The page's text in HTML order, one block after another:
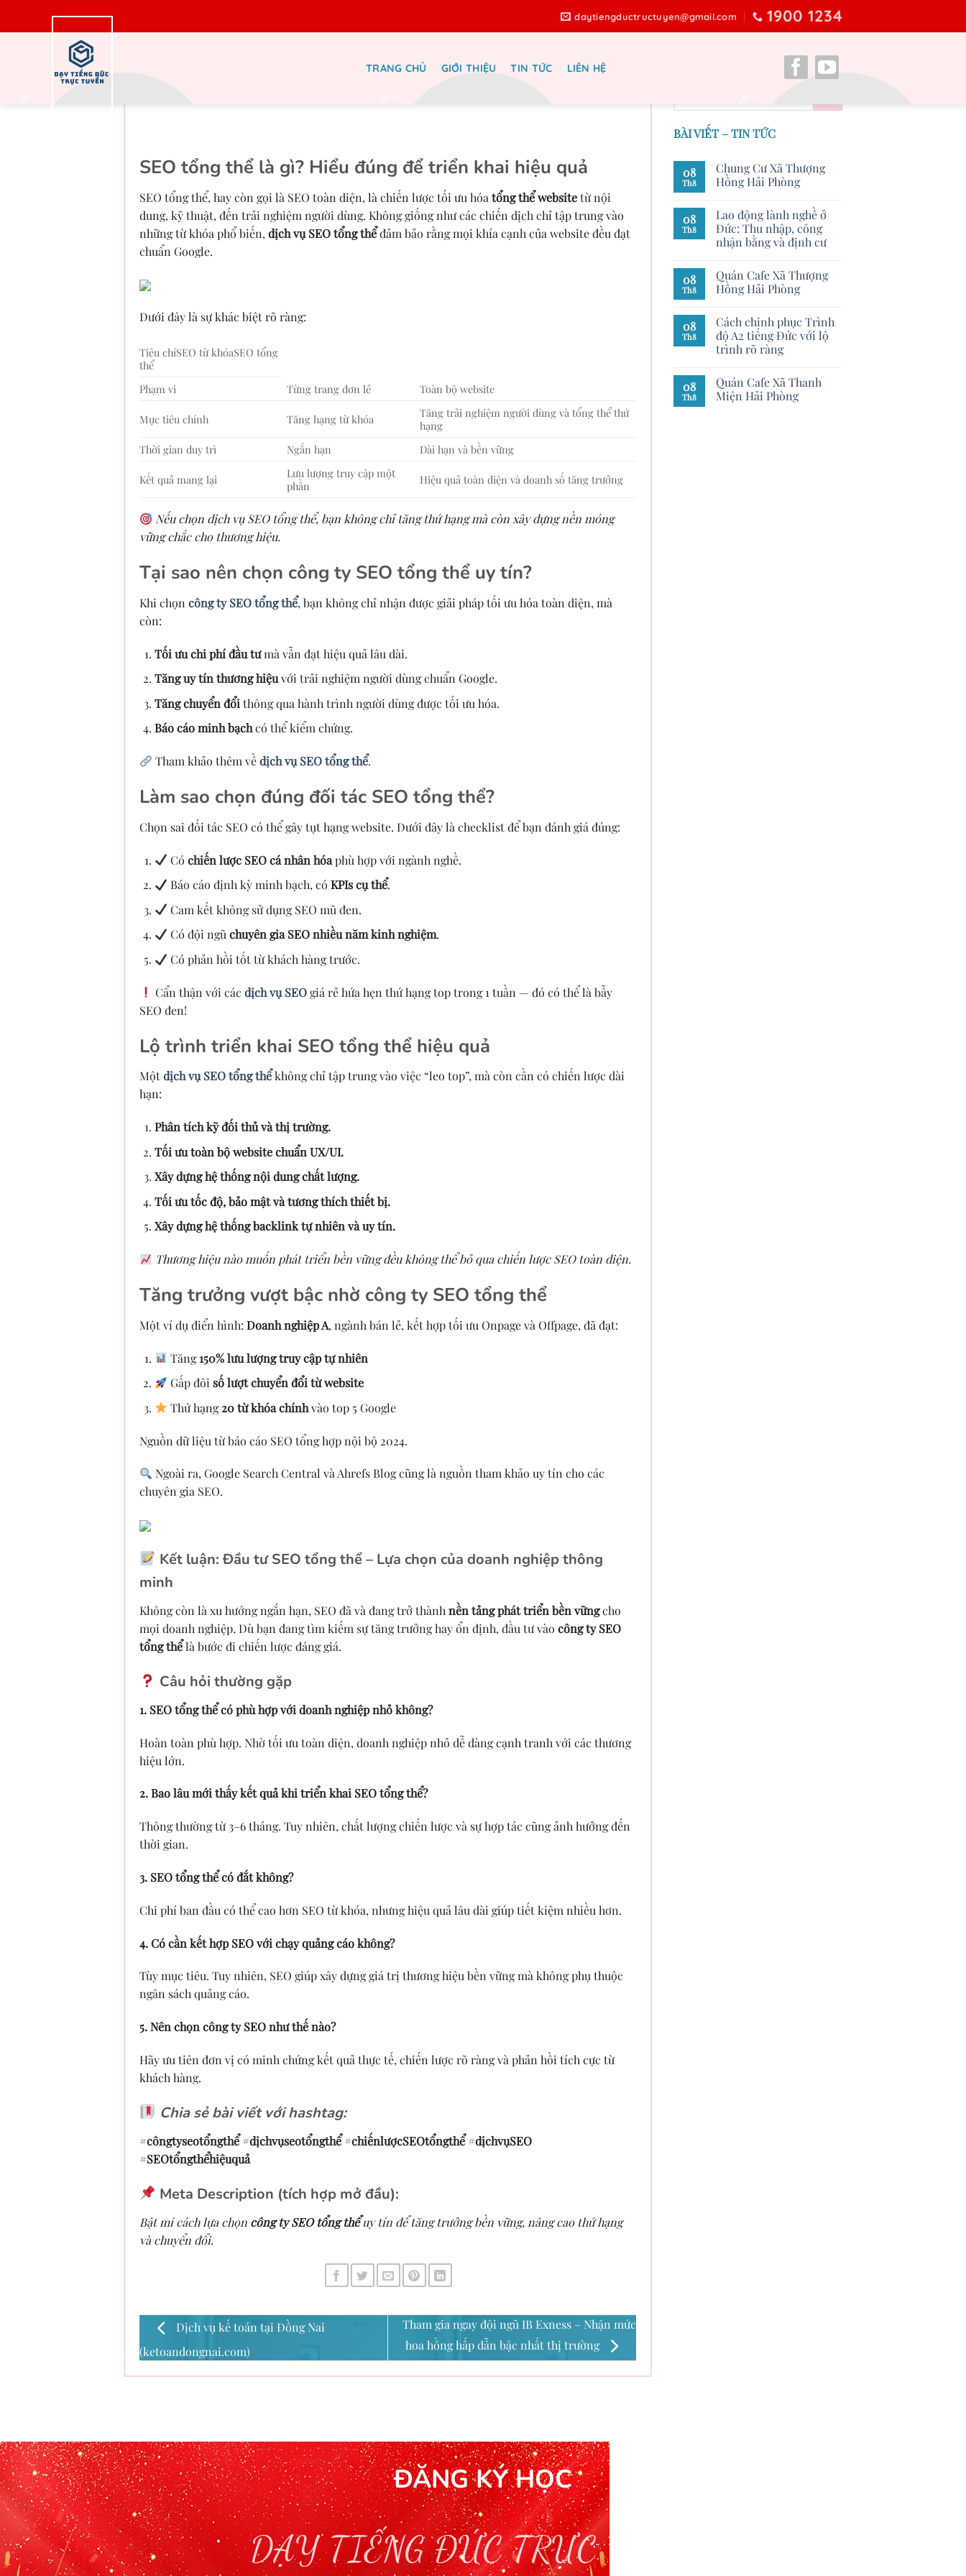
daytiengductructuyen@gmail.com 1900 1234
TRANG CHỦ GIỚI THIỆU TIN TỨC LIÊN HỆ
SEO tổng thể là gì? Hiểu đúng để triển khai hiệu quả
SEO tổng thể, hay còn gọi là SEO toàn diện, là chiến lược tối ưu hóa tổng thể websitetừ nội
dung, kỹ thuật, đến trải nghiệm người dùng. Không giống như các chiến dịch chỉ tập trung vào
những từ khóa phổ biến, dịch vụ SEO tổng thểđảm bảo rằng mọi khía cạnh của website đều đạt
chuẩn Google.
Dưới đây là sự khác biệt rõ ràng:
Tiêu chíSEO từ khóaSEO tổng
thể
Phạm vi
Từng trang đơn lẻ Toàn bộ website
Mục tiêu chính Tăng hạng từ khóa
Tăng trải nghiệm người dùng và tổng thể thứ
hạng
Thời gian duy trì
Ngắn hạn Dài hạn và bền vững
Kết quả mang lại
Lưu lượng truy cập một
phần
Hiệu quả toàn diện và doanh số tăng trưởng
Nếu chọn dịch vụ SEO tổng thể, bạn không chỉ tăng thứ hạng mà còn xây dựng nền móng
vững chắc cho thương hiệu.
Tại sao nên chọn công ty SEO tổng thể uy tín?
Khi chọn công ty SEO tổng thể, bạn không chỉ nhận được giải pháp tối ưu hóa toàn diện, mà
còn:
Tối ưu chi phí đầu tưmà vẫn đạt hiệu quả lâu dài.
Tăng uy tín thương hiệuvới trải nghiệm người dùng chuẩn Google.
Tăng chuyển đổi thông qua hành trình người dùng được tối ưu hóa.
Báo cáo minh bạchcó thể kiểm chứng.
Tham khảo thêm vềdịch vụ SEO tổng thể.
Làm sao chọn đúng đối tác SEO tổng thể?
Chọn sai đối tác SEO có thể gây tụt hạng website. Dưới đây là checklist để bạn đánh giá đúng:
Cóchiến lược SEO cá nhân hóaphù hợp với ngành nghề.
Báo cáo định kỳ minh bạch, cóKPIs cụ thể.
Cam kết không sử dụng SEO mũ đen.
Có đội ngũchuyên gia SEO nhiều năm kinh nghiệm.
Có phản hồi tốt từ khách hàng trước.
Cẩn thận với cácdịch vụ SEOgiá rẻ hứa hẹn thứ hạng top trong 1 tuần — đó có thể là bẫy
SEO đen!
Lộ trình triển khai SEO tổng thể hiệu quả
Mộtdịch vụ SEO tổng thểkhông chỉ tập trung vào việc “leo top”, mà còn cần có chiến lược dài
hạn:
Phân tích kỹ đối thủ và thị trường.
Tối ưu toàn bộ website chuẩn UX/UI.
Xây dựng hệ thống nội dung chất lượng.
Tối ưu tốc độ, bảo mật và tương thích thiết bị.
Xây dựng hệ thống backlink tự nhiên và uy tín.
Thương hiệu nào muốn phát triển bền vững đều không thể bỏ qua chiến lược SEO toàn diện.
Tăng trưởng vượt bậc nhờ công ty SEO tổng thể
Một ví dụ điển hình: Doanh nghiệp A, ngành bán lẻ, kết hợp tối ưu Onpage và Offpage, đã đạt:
Tăng150% lưu lượng truy cập tự nhiên
Gấp đôi số lượt chuyển đổi từ website
Thứ hạng20 từ khóa chínhvào top 5 Google
Nguồn dữ liệu từ báo cáo SEO tổng hợp nội bộ 2024.
Ngoài ra, Google Search Central và Ahrefs Blog cũng là nguồn tham khảo uy tín cho các
chuyên gia SEO.
Kết luận: Đầu tư SEO tổng thể – Lựa chọn của doanh nghiệp thông
minh
Không còn là xu hướng ngắn hạn, SEO đã và đang trở thành nền tảng phát triển bền vữngcho
mọi doanh nghiệp. Dù bạn đang tìm kiếm sự tăng trưởng hay ổn định, đầu tư vào công ty SEO
tổng thểlà bước đi chiến lược đáng giá.
Câu hỏi thường gặp
1. SEO tổng thể có phù hợp với doanh nghiệp nhỏ không?
Hoàn toàn phù hợp. Nhờ tối ưu toàn diện, doanh nghiệp nhỏ dễ dàng cạnh tranh với các thương
hiệu lớn.
2. Bao lâu mới thấy kết quả khi triển khai SEO tổng thể?
Thông thường từ 3–6 tháng. Tuy nhiên, chất lượng chiến lược và sự hợp tác cũng ảnh hưởng đến
thời gian.
3. SEO tổng thể có đắt không?
Chi phí ban đầu có thể cao hơn SEO từ khóa, nhưng hiệu quả lâu dài giúp tiết kiệm nhiều hơn.
4. Có cần kết hợp SEO với chạy quảng cáo không?
Tùy mục tiêu. Tuy nhiên, SEO giúp xây dựng giá trị thương hiệu bền vững mà không phụ thuộc
ngân sách quảng cáo.
5. Nên chọn công ty SEO như thế nào?
Hãy ưu tiên đơn vị có minh chứng kết quả thực tế, chiến lược rõ ràng và phản hồi tích cực từ
khách hàng.
Chia sẻ bài viết với hashtag:
#côngtyseotổngthể#dịchvụseotổngthể#chiếnlượcSEOtổngthể#dịchvụSEO
#SEOtổngthểhiệuquả
Meta Description (tích hợp mở đầu):
Bật mí cách lựa chọn công ty SEO tổng thểuy tín để tăng trưởng bền vững, nâng cao thứ hạng
và chuyển đổi.
Dịch vụ kế toán tại Đồng Nai
(ketoandongnai.com)
Tham gia ngay đội ngũ IB Exness – Nhận mức
hoa hồng hấp dẫn bậc nhất thị trường
BÀI VIẾT – TIN TỨC
08
Th8
Chung Cư Xã Thượng
Hồng Hải Phòng
08
Th8
Lao động lành nghề ở
Đức: Thu nhập, công
nhận bằng và định cư
08
Th8
Quán Cafe Xã Thượng
Hồng Hải Phòng
08
Th8
Cách chinh phục Trình
độ A2 tiếng Đức với lộ
trình rõ ràng
08
Th8
Quán Cafe Xã Thanh
Miện Hải Phòng
ĐĂNG KÝ HỌC
DẠY TIẾNG ĐỨC TRỰC TUYẾN